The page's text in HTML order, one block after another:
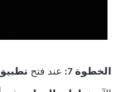
الخطوة 7: عند فتح